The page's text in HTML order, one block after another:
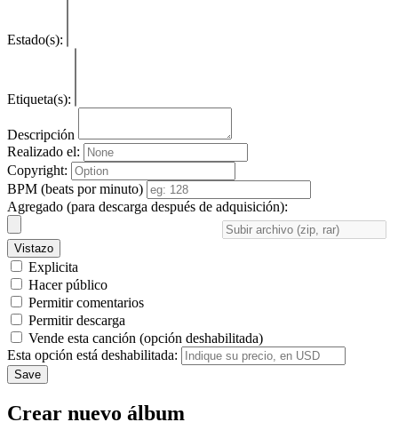
Estado(s):
Etiqueta(s):
Descripción
Realizado el:
Copyright:
BPM (beats por minuto)
Agregado (para descarga después de adquisición):
Vistazo
Explicita
Hacer público
Permitir comentarios
Permitir descarga
Vende esta canción (opción deshabilitada)
Esta opción está deshabilitada:
Save
Crear nuevo álbum